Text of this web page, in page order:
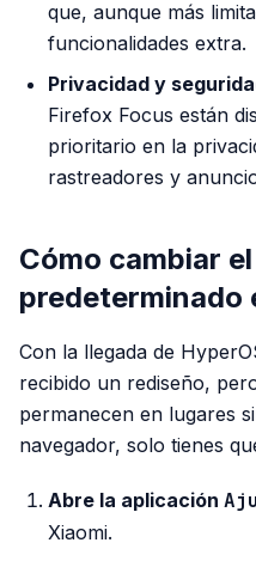
que, aunque más
funcionalidades extra.
Privacidad y
Firefox Focus están
prioritario en la
rastreadores y
Cómo cambiar
predeterminado
Con la llegada de
recibido un rediseño,
permanecen en lugares
navegador, solo tienes
Abre la aplicación
Xiaomi.